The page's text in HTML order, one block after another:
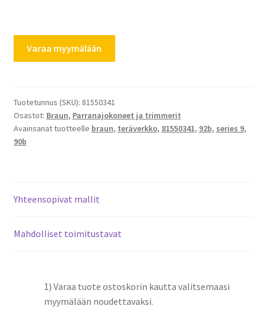
92B/90B
määrä
Varaa myymälään
Tuotetunnus (SKU): 81550341
Osastot: Braun, Parranajokoneet ja trimmerit
Avainsanat tuotteelle braun, teräverkko, 81550341, 92b, series 9,
90b
Yhteensopivat mallit
Mahdolliset toimitustavat
1) Varaa tuote ostoskorin kautta valitsemaasi
myymälään noudettavaksi.